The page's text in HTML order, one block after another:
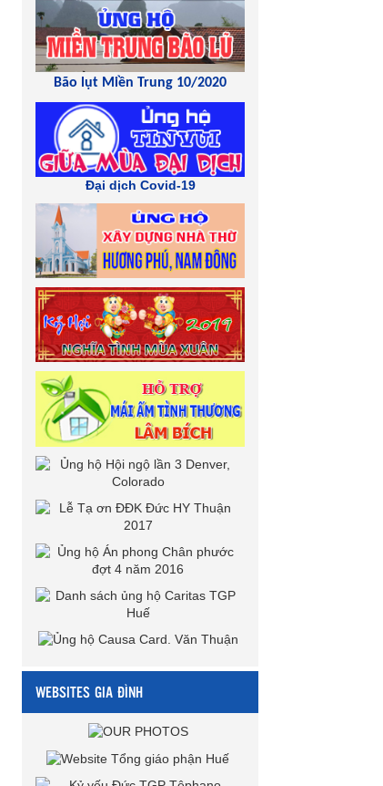
Bão lụt Miền Trung 10/2020
Đại dịch Covid-19
WEBSITES GIA ĐÌNH